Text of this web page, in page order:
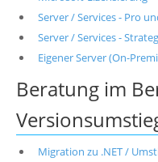
Server / Services - Pro
Server / Services -
Eigener Server (On-
Beratung im
Migration zu .NET /